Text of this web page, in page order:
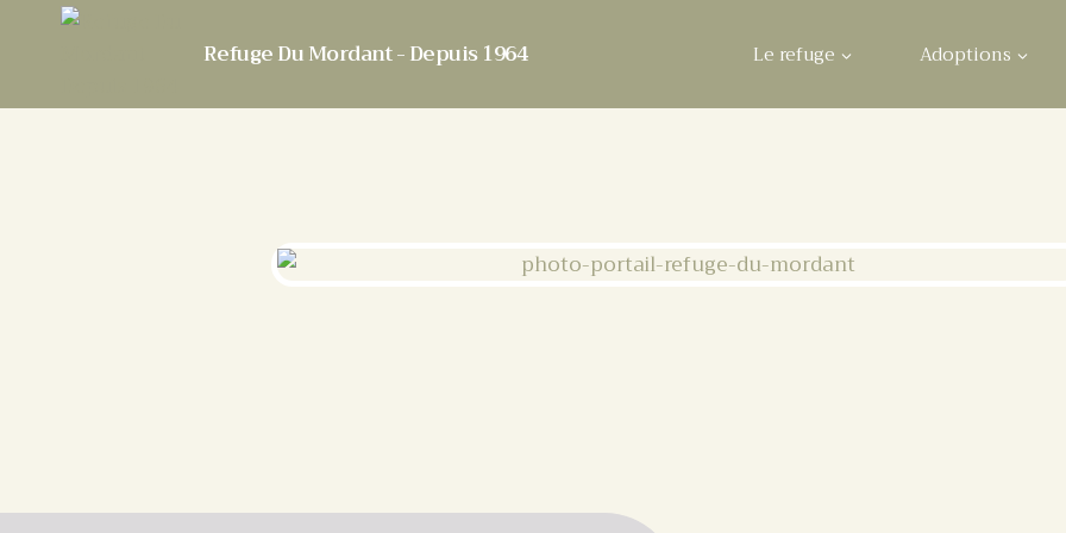
Refuge Du Mordant - Depuis 1964 Le refuge Adoptions